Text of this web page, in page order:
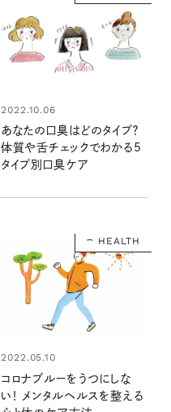
2022.10.06
あなたの口臭はどのタイプ？
体質や舌チェックでわかる5
タイプ別口臭ケア
HEALTH
2022.05.10
コロナブルーをうつにしな
い！ メンタルヘルスを整える